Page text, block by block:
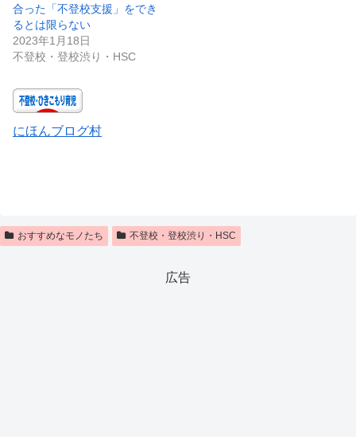
合った「不登校支援」をでき
るとは限らない
2023年1月18日
不登校・登校渋り・HSC
にほんブログ村
おすすめなモノたち 不登校・登校渋り・HSC
広告